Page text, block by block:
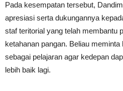
Pada kesempatan tersebut,
apresiasi serta dukungannya
staf teritorial yang telah membantu
ketahanan pangan. Beliau
sebagai pelajaran agar kedepan
lebih baik lagi.